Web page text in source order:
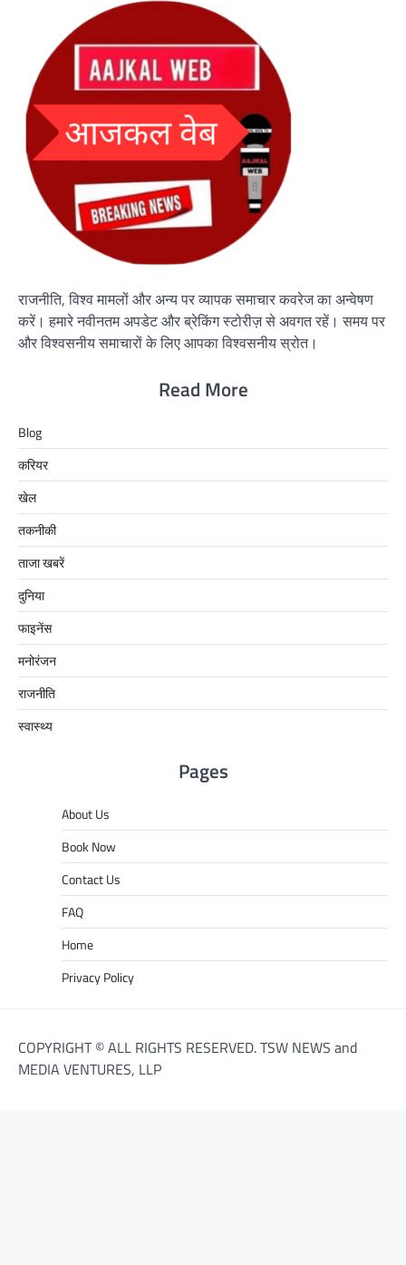
राजनीति, विश्व मामलों और अन्य पर व्यापक समाचार कवरेज का अन्वेषण
करें। हमारे नवीनतम अपडेट और ब्रेकिंग स्टोरीज़ से अवगत रहें। समय पर
और विश्वसनीय समाचारों के लिए आपका विश्वसनीय स्रोत।
Read More
Blog
करियर
खेल
तकनीकी
ताजा खबरें
दुनिया
फाइनेंस
मनोरंजन
राजनीति
स्वास्थ्य
Pages
About Us
Book Now
Contact Us
FAQ
Home
Privacy Policy
COPYRIGHT © ALL RIGHTS RESERVED. TSW NEWS and
MEDIA VENTURES, LLP